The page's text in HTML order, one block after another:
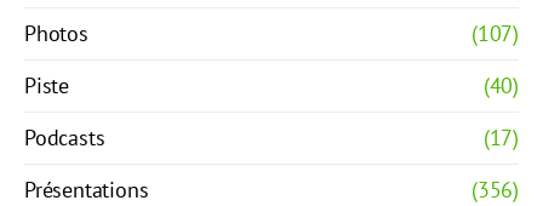
Photos
(107)
Piste
(40)
Podcasts
(17)
Présentations
(356)